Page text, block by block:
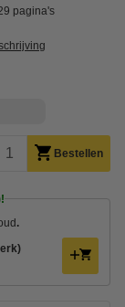
pagina's
Bestellen
.